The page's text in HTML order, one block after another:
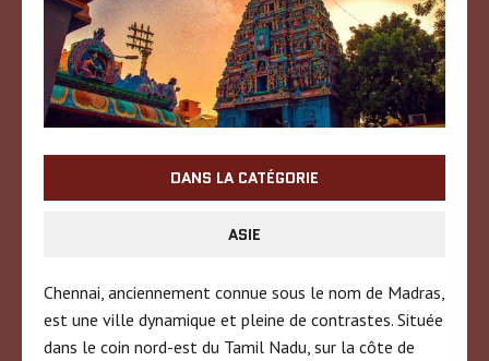
DANS LA CATÉGORIE
ASIE
Chennai, anciennement connue sous le nom de Madras,
est une ville dynamique et pleine de contrastes. Située
dans le coin nord-est du Tamil Nadu, sur la côte de